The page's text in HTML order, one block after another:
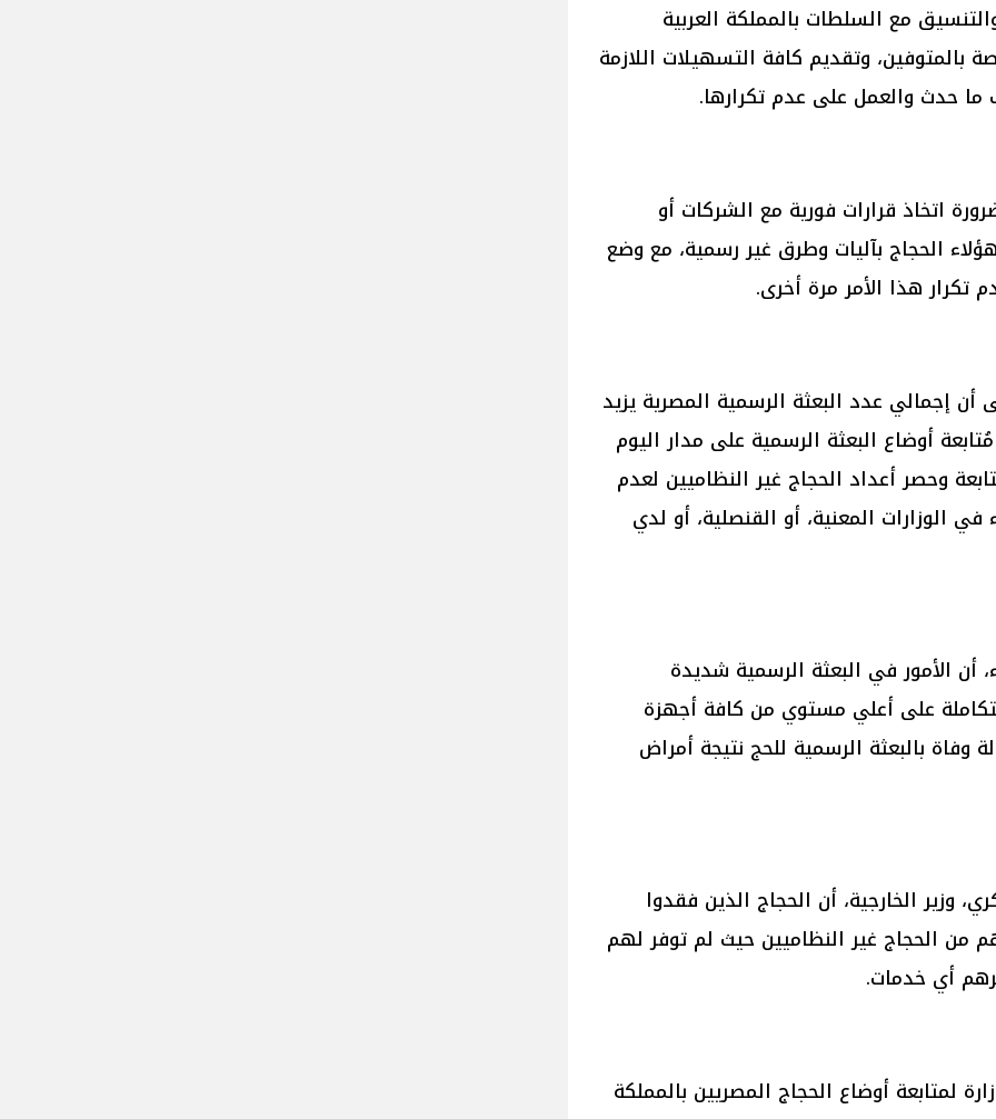
مع السلطات بالمملكة العربية
بالمتوفين، وتقديم كافة التسهيلات اللازمة
حدث والعمل على عدم تكرارها.
اتخاذ قرارات فورية مع الشركات أو
الحجاج بآليات وطرق غير رسمية، مع وضع
هذا الأمر مرة أخرى.
إجمالي عدد البعثة الرسمية المصرية يزيد
مُتابعة أوضاع البعثة الرسمية على مدار اليوم
وحصر أعداد الحجاج غير النظاميين لعدم
الوزارات المعنية، أو القنصلية، أو لدي
أن الأمور في البعثة الرسمية شديدة
على أعلي مستوي من كافة أجهزة
المعنية، حيث تم رصد 31 حالة وفاة بالبعثة الرسمية للحج نتيجة أمراض
وزير الخارجية، أن الحجاج الذين فقدوا
من الحجاج غير النظاميين حيث لم توفر لهم
أي خدمات.
لمتابعة أوضاع الحجاج المصريين بالمملكة